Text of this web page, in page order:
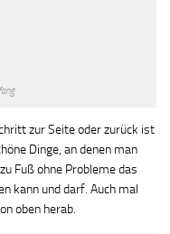
zur Seite oder zurück ist
Dinge, an denen man
Fuß ohne Probleme das
kann und darf. Auch mal
oben herab.